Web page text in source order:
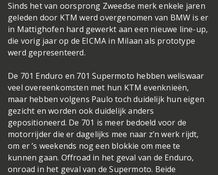
Sinds het van oorsprong Zweedse merk enkele jaren
geleden door KTM werd overgenomen van BMW is er
in Mattighofen hard gewerkt aan een nieuwe line-up,
die vorig jaar op de EICMA in Milaan als prototype
werd gepresenteerd.
De 701 Enduro en 701 Supermoto hebben weliswaar
veel overeenkomsten met hun KTM evenknieën,
maar hebben volgens Paulo toch duidelijk hun eigen
gezicht en worden ook duidelijk anders
gepositioneerd. De 701 is meer bedoeld voor de
motorrijder die er dagelijks mee naar z’n werk rijdt,
om er ’s weekends nog een blokkie om mee te
kunnen gaan. Offroad in het geval van de Enduro,
onroad in het geval van de Supermoto. Beide